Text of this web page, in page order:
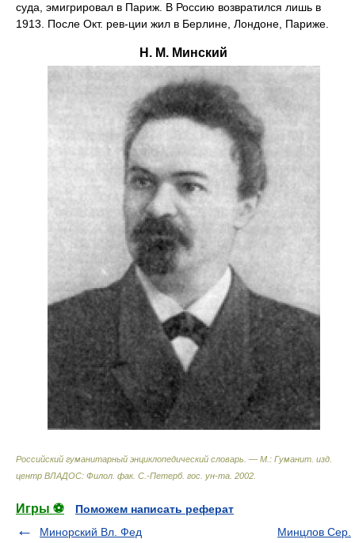
суда, эмигрировал в Париж. В Россию возвратился лишь в
1913. После Окт. рев-ции жил в Берлине, Лондоне, Париже.
Н. М. Минский
Российский гуманитарный энциклопедический словарь. — М.: Гуманит. изд.
центр ВЛАДОС: Филол. фак. С.-Петерб. гос. ун-та 2002
Игры ⚽
Поможем написать реферат
Минорский Вл. Фед
Минцлов Сер.